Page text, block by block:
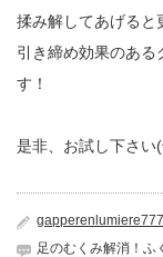
揉み解してあげると
引き締め効果のあ
す！
是非、お試し下さ
gapperenlumiere777
足のむくみ解消！ふ